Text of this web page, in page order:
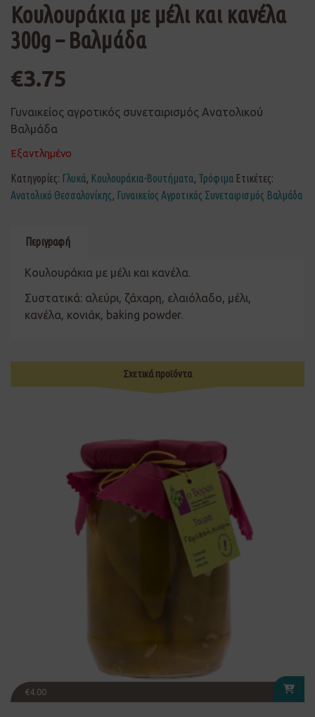
Κουλουράκια με μέλι και κανέλα
300g – Βαλμάδα
€3.75
Γυναικείος αγροτικός συνεταιρισμός Ανατολικού
Βαλμάδα
Εξαντλημένο
Κατηγορίες: Γλυκά, Κουλουράκια-Βουτήματα, Τρόφιμα Ετικέτες:
Ανατολικό Θεσσαλονίκης, Γυναικείος Αγροτικός Συνεταιρισμός Βαλμάδα
Περιγραφή
Κουλουράκια με μέλι και κανέλα.
Συστατικά: αλεύρι, ζάχαρη, ελαιόλαδο, μέλι,
κανέλα, κονιάκ, baking powder.
Σχετικά προϊόντα
€4.00